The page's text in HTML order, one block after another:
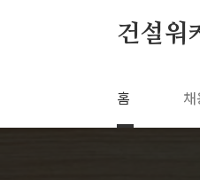
건설워
홈